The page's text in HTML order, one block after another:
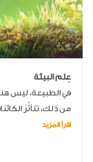
عِلم البيئة
في الطبيعة، ليس
من ذلك، تتأثّرُ
اقرأ المزيد